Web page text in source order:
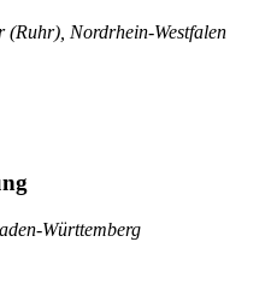
(Ruhr), Nordrhein-Westfalen
Württemberg